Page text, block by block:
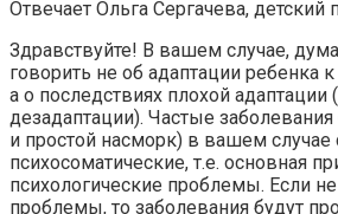
Отвечает Ольга Сергачева, детский
Здравствуйте! В вашем случае,
говорить не об адаптации ребенка
а о последствиях плохой адаптации
дезадаптации). Частые
и простой насморк) в вашем случае
психосоматические, т.е. основная
психологические проблемы. Если
проблемы, то заболевания будут